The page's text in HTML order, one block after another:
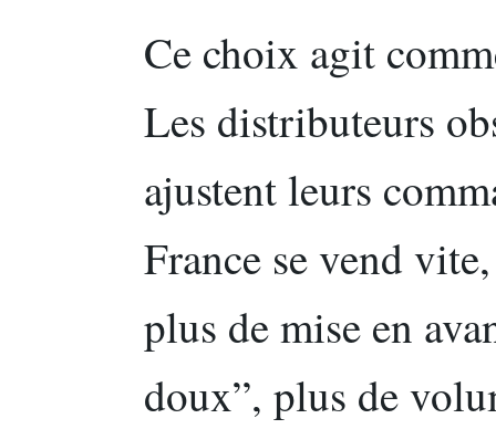
Ce choix agit
Les distributeurs
ajustent leurs
France se vend
plus de mise en
doux”, plus de